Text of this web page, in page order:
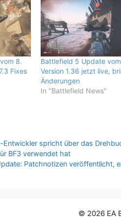
8.
Fixes
Battlefield 5 Update
Version 1.36 jetzt live,
Änderungen
In "Battlefield News"
Entwickler spricht über das
BF3 verwendet hat
Patchnotizen veröffentlicht,
© 2026 EA